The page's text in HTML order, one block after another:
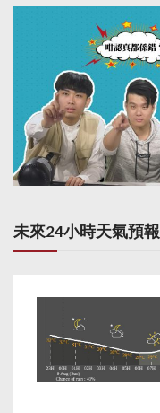
未來24小時天氣預報